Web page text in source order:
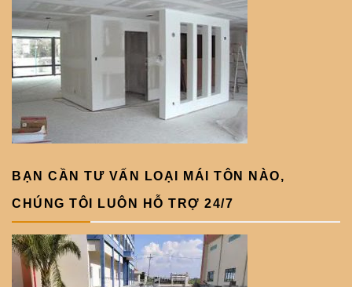
BẠN CẦN TƯ VẤN LOẠI MÁI TÔN NÀO,
CHÚNG TÔI LUÔN HỖ TRỢ 24/7